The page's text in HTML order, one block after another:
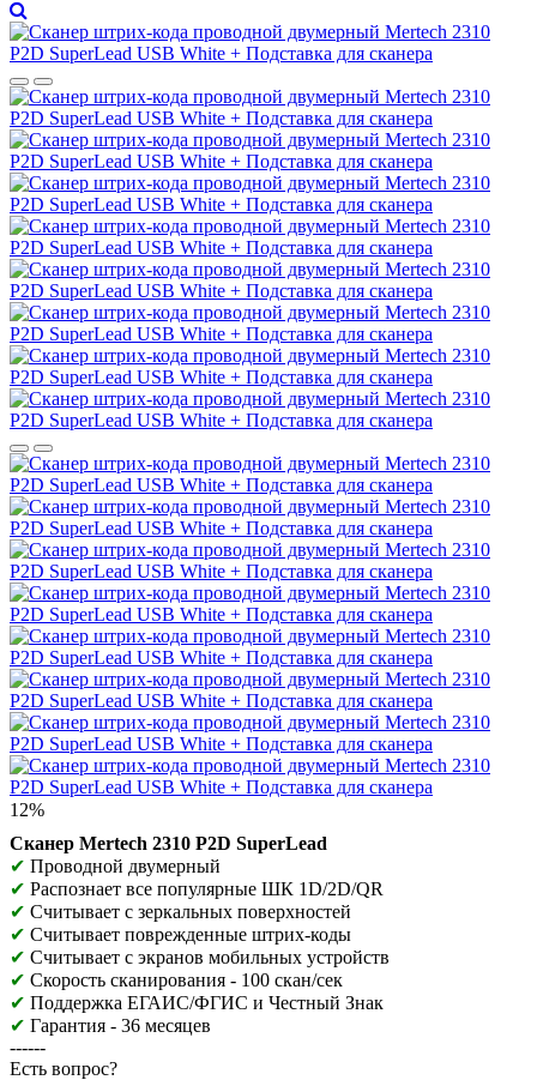
12%
Сканер Mertech 2310 P2D SuperLead
✔ Проводной двумерный
✔ Распознает все популярные ШК 1D/2D/QR
✔ Считывает с зеркальных поверхностей
✔ Считывает поврежденные штрих-коды
✔ Считывает с экранов мобильных устройств
✔ Скорость сканирования - 100 скан/сек
✔ Поддержка ЕГАИС/ФГИС и Честный Знак
✔ Гарантия - 36 месяцев
------
Есть вопрос?